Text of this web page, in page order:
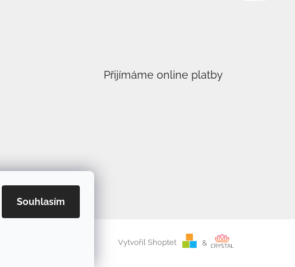
Souhlasím
Přijímáme online platby
Vytvořil Shoptet &